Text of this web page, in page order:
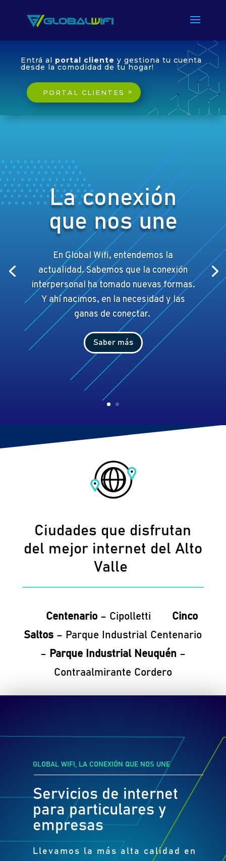
Entrá al portal cliente y gestiona tu cuenta
desde la comodidad de tu hogar!
PORTAL CLIENTES
La conexión
que nos une
En Global Wifi, entendemos la
actualidad. Sabemos que la conexión
interpersonal ha tomado nuevas formas.
Y ahí nacimos, en la necesidad y las
ganas de conectar.
Saber más
Ciudades que disfrutan
del mejor internet del Alto
Valle
Centenario – Cipolletti
Cinco
Saltos – Parque Industrial Centenario
– Parque Industrial Neuquén –
Contraalmirante Cordero
GLOBAL WIFI, LA CONEXIÓN QUE NOS UNE
Servicios de internet
para particulares y
empresas
Llevamos la más alta calidad en